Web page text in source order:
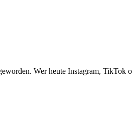
Wer heute Instagram, TikTok